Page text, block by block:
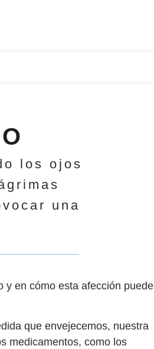
los ojos
una
y en cómo esta afección puede
que envejecemos, nuestra
medicamentos, como los